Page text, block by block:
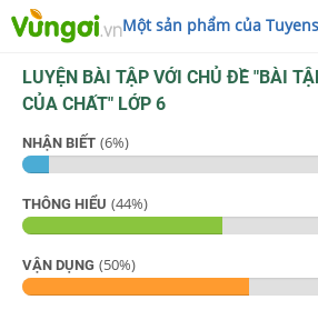
Một sản phẩm của
LUYỆN BÀI TẬP VỚI CHỦ ĐỀ "BÀI
CỦA CHẤT" LỚP 6
NHẬN BIẾT (6%)
THÔNG HIỂU (44%)
VẬN DỤNG (50%)